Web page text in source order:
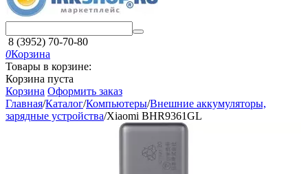
8 (3952) 70-70-80
0Корзина
Товары в корзине:
Корзина пуста
Корзина Оформить заказ
Главная/Каталог/Компьютеры/Внешние аккумуляторы,
зарядные устройства/Xiaomi BHR9361GL